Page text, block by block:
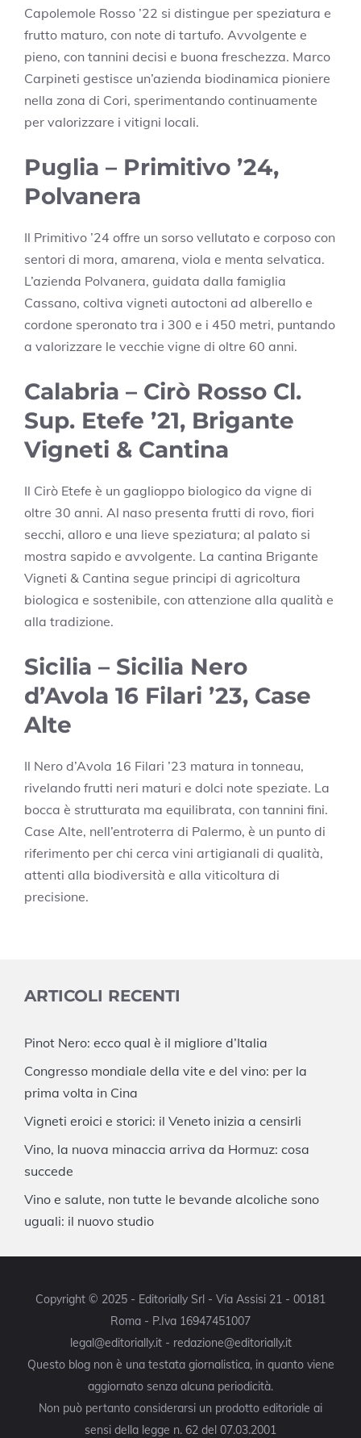
Capolemole Rosso ’22 si distingue per speziatura e
frutto maturo, con note di tartufo. Avvolgente e
pieno, con tannini decisi e buona freschezza. Marco
Carpineti gestisce un’azienda biodinamica pioniere
nella zona di Cori, sperimentando continuamente
per valorizzare i vitigni locali.
Puglia – Primitivo ’24,
Polvanera
Il Primitivo ’24 offre un sorso vellutato e corposo con
sentori di mora, amarena, viola e menta selvatica.
L’azienda Polvanera, guidata dalla famiglia
Cassano, coltiva vigneti autoctoni ad alberello e
cordone speronato tra i 300 e i 450 metri, puntando
a valorizzare le vecchie vigne di oltre 60 anni.
Calabria – Cirò Rosso Cl.
Sup. Etefe ’21, Brigante
Vigneti & Cantina
Il Cirò Etefe è un gaglioppo biologico da vigne di
oltre 30 anni. Al naso presenta frutti di rovo, fiori
secchi, alloro e una lieve speziatura; al palato si
mostra sapido e avvolgente. La cantina Brigante
Vigneti & Cantina segue principi di agricoltura
biologica e sostenibile, con attenzione alla qualità e
alla tradizione.
Sicilia – Sicilia Nero
d’Avola 16 Filari ’23, Case
Alte
Il Nero d’Avola 16 Filari ’23 matura in tonneau,
rivelando frutti neri maturi e dolci note speziate. La
bocca è strutturata ma equilibrata, con tannini fini.
Case Alte, nell’entroterra di Palermo, è un punto di
riferimento per chi cerca vini artigianali di qualità,
attenti alla biodiversità e alla viticoltura di
precisione.
ARTICOLI RECENTI
Pinot Nero: ecco qual è il migliore d’Italia
Congresso mondiale della vite e del vino: per la
prima volta in Cina
Vigneti eroici e storici: il Veneto inizia a censirli
Vino, la nuova minaccia arriva da Hormuz: cosa
succede
Vino e salute, non tutte le bevande alcoliche sono
uguali: il nuovo studio
Copyright © 2025 - Editorially Srl - Via Assisi 21 - 00181
Roma - P.Iva 16947451007
legal@editorially.it - redazione@editorially.it
Questo blog non è una testata giornalistica, in quanto viene
aggiornato senza alcuna periodicità.
Non può pertanto considerarsi un prodotto editoriale ai
sensi della legge n. 62 del 07.03.2001